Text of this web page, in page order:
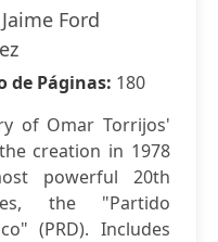
Jaime Ford
de Páginas: 180
of Omar Torrijos'
creation in 1978
powerful 20th
the "Partido
(PRD). Includes